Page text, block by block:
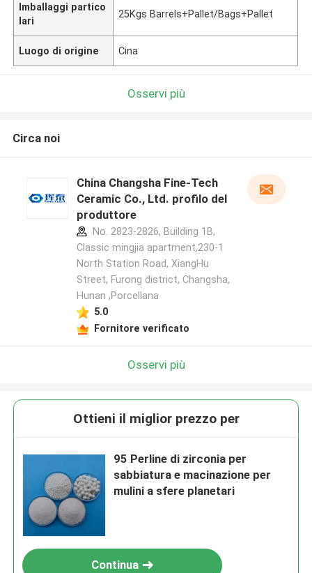
Imballaggi partico
lari
25Kgs Barrels+Pallet/Bags+Pallet
Luogo di origine Cina
Osservi più
Circa noi
China Changsha Fine-Tech
Ceramic Co., Ltd. profilo del
produttore
No. 2823-2826, Building 1B,
Classic mingjia apartment,230-1
North Station Road, XiangHu
Street, Furong district, Changsha,
Hunan ,Porcellana
5.0
Fornitore verificato
Osservi più
Ottieni il miglior prezzo per
95 Perline di zirconia per
sabbiatura e macinazione per
mulini a sfere planetari
Continua